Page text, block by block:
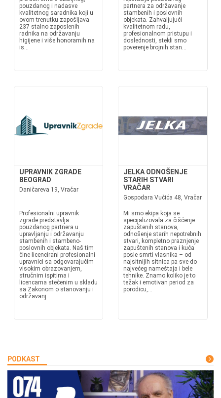
pouzdanog i nadasve
kvalitetnog saradnika koji u
ovom trenutku zapošljava
237 stalno zaposlenih
radnika na održavanju
higijene i više honorarnih na
is...
partnera za održavanje
stambenih i poslovnih
objekata. Zahvaljujući
kvalitetnom radu,
profesionalnom pristupu i
doslednosti, stekli smo
poverenje brojnih stan...
UPRAVNIK ZGRADE
BEOGRAD
Daničareva 19, Vračar
Profesionalni upravnik
zgrade predstavlja
pouzdanog partnera u
upravljanju i održavanju
stambenih i stambeno-
poslovnih objekata. Naš tim
čine licencirani profesionalni
upravnici sa odgovarajućim
visokim obrazovanjem,
stručnim ispitima i
licencama stečenim u skladu
sa Zakonom o stanovanju i
održavanj...
JELKA ODNOŠENJE
STARIH STVARI
VRAČAR
Gospodara Vučića 48, Vračar
Mi smo ekipa koja se
specijalizovala za čišćenje
zapuštenih stanova,
odnošenje starih nepotrebnih
stvari, kompletno praznjenje
zapuštenih stanova i kuća
posle smrti vlasnika – od
najsitnijih sitnica pa sve do
najvećeg nameštaja i bele
tehnike. Znamo koliko je to
težak i emotivan period za
porodicu,...
PODKAST